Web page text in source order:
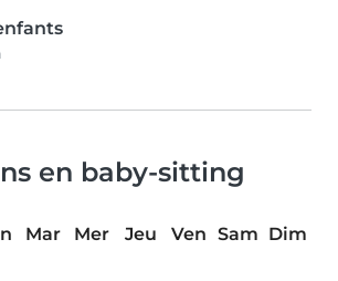
en baby-sitting
Mar Mer Jeu Ven Sam Dim